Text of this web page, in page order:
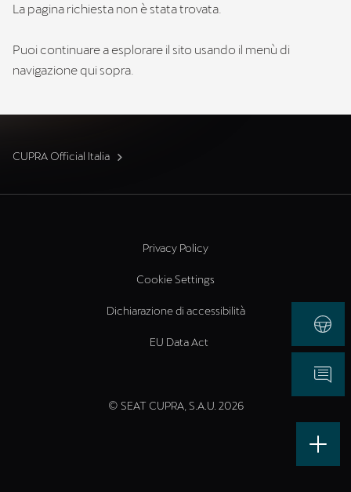
La pagina richiesta non è stata trovata.
Puoi continuare a esplorare il sito usando il menù di
navigazione qui sopra.
CUPRA Official Italia
Privacy Policy
Cookie Settings
Dichiarazione di accessibilità
EU Data Act
© SEAT CUPRA, S.A.U. 2026